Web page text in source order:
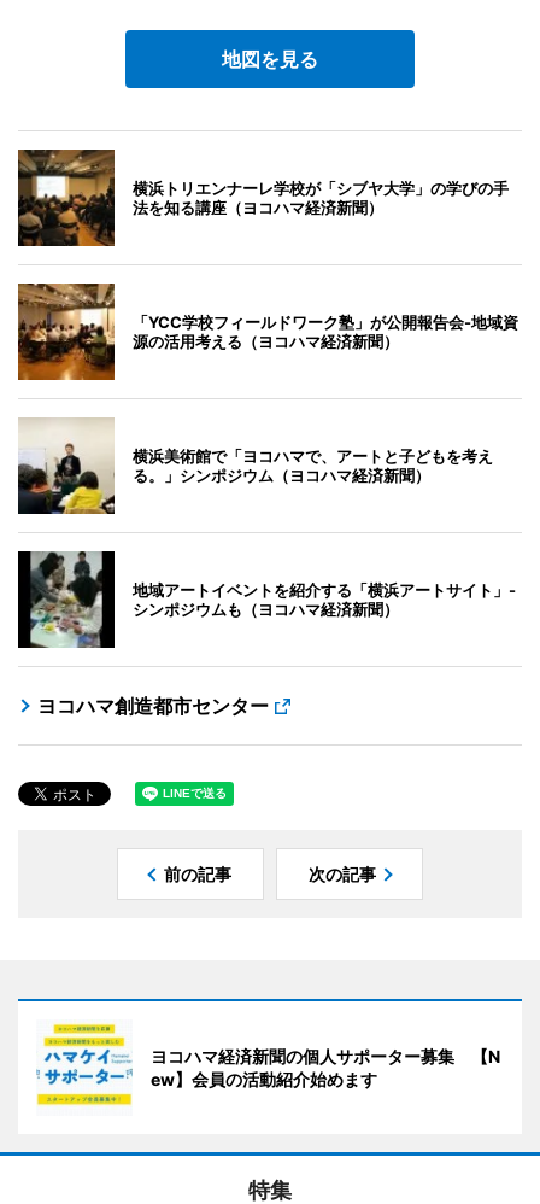
地図を見る
横浜トリエンナーレ学校が「シブヤ大学」の学びの手
法を知る講座（ヨコハマ経済新聞）
「YCC学校フィールドワーク塾」が公開報告会-地域資
源の活用考える（ヨコハマ経済新聞）
横浜美術館で「ヨコハマで、アートと子どもを考え
る。」シンポジウム（ヨコハマ経済新聞）
地域アートイベントを紹介する「横浜アートサイト」-
シンポジウムも（ヨコハマ経済新聞）
ヨコハマ創造都市センター
前の記事 次の記事
ヨコハマ経済新聞の個人サポーター募集 【N
ew】会員の活動紹介始めます
特集